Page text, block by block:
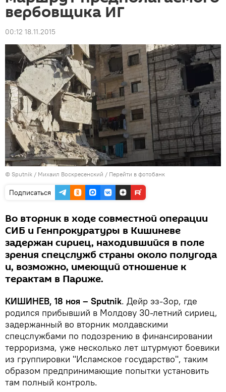
вербовщика ИГ
00:12 18.11.2015
© Sputnik / Михаил Воскресенский / Перейти в фотобанк
Подписаться
Во вторник в ходе совместной операции
СИБ и Генпрокуратуры в Кишиневе
задержан сириец, находившийся в поле
зрения спецслужб страны около полугода
и, возможно, имеющий отношение к
терактам в Париже.
КИШИНЕВ, 18 ноя – Sputnik. Дейр эз-Зор, где
родился прибывший в Молдову 30-летний сириец,
задержанный во вторник молдавскими
спецслужбами по подозрению в финансировании
терроризма, уже несколько лет штурмуют боевики
из группировки "Исламское государство", таким
образом предпринимающие попытки установить
там полный контроль.